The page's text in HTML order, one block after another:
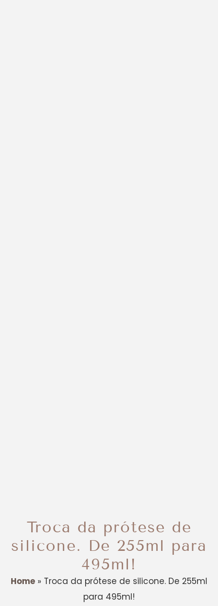
Troca da prótese de
silicone. De 255ml para
495ml!
Home » Troca da prótese de silicone. De 255ml
para 495ml!